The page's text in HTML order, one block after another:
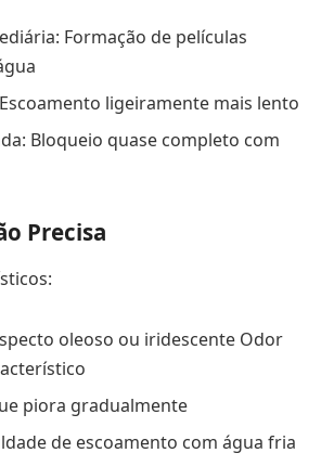
Formação de películas
ligeiramente mais lento
Bloqueio quase completo com
Precisa
oleoso ou iridescente Odor
piora gradualmente
de escoamento com água fria